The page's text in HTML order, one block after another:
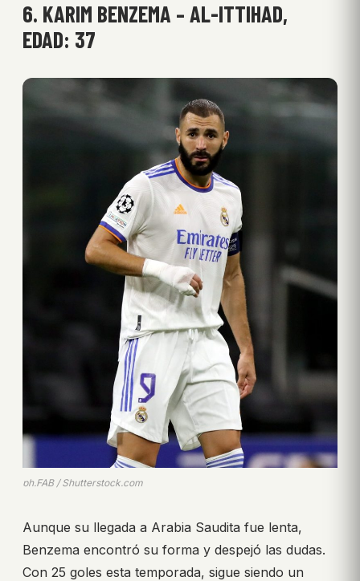
6. KARIM BENZEMA – AL-ITTIHAD,
EDAD: 37
ph.FAB / Shutterstock.com
Aunque su llegada a Arabia Saudita fue lenta,
Benzema encontró su forma y despejó las dudas.
Con 25 goles esta temporada, sigue siendo un